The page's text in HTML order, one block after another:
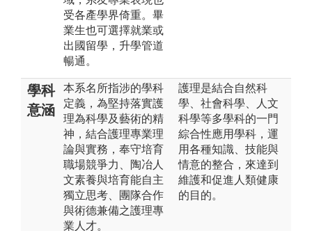
受各產學界倚重。畢
業生也可選擇就業或
出國留學，升學管道
暢通。
學科
意涵
本系名所指涉的學科
定義，為堅持落實護
理為科學及藝術的精
神，結合護理專業理
論與實務，奉守培育
職場競爭力、陶冶人
文素養與培育能自主
獨立思考、團隊合作
與術德兼備之護理專
業人才。
護理是結合自然科
學、社會科學、人文
科學等多學科的一門
綜合性應用學科，運
用各種知識、技能與
情意的整合，來達到
維護和促進人類健康
的目的。